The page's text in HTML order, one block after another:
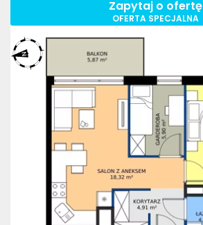
Zapytaj o ofertę
OFERTA SPECJALNA